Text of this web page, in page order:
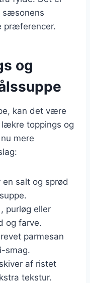
sæsonens
præferencer.
og
kan det være
toppings og
mere
en salt og sprød
purløg eller
og farve.
parmesan
smag.
af ristet
tekstur.